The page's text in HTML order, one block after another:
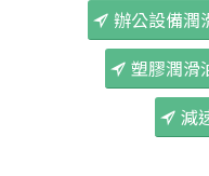
辦公設備潤
塑膠潤滑
減